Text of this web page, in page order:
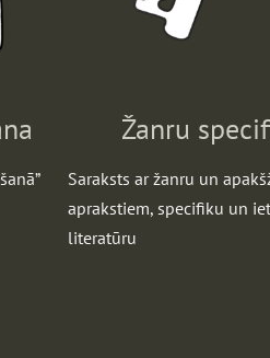
Žanru
Saraksts ar žanru un
aprakstiem, specifiku un
literatūru